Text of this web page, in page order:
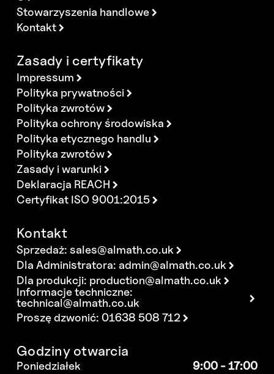
Stowarzyszenia handlowe
Kontakt
Zasady i certyfikaty
Impressum
Polityka prywatności
Polityka zwrotów
Polityka ochrony środowiska
Polityka etycznego handlu
Polityka zwrotów
Zasady i warunki
Deklaracja REACH
Certyfikat ISO 9001:2015
Kontakt
Sprzedaż:sales@almath.co.uk
Dla Administratora: admin@almath.co.uk
Dla produkcji: production@almath.co.uk
Informacje techniczne:
technical@almath.co.uk
Proszę dzwonić: 01638 508 712
Godziny otwarcia
Poniedziałek
9:00 - 17:00